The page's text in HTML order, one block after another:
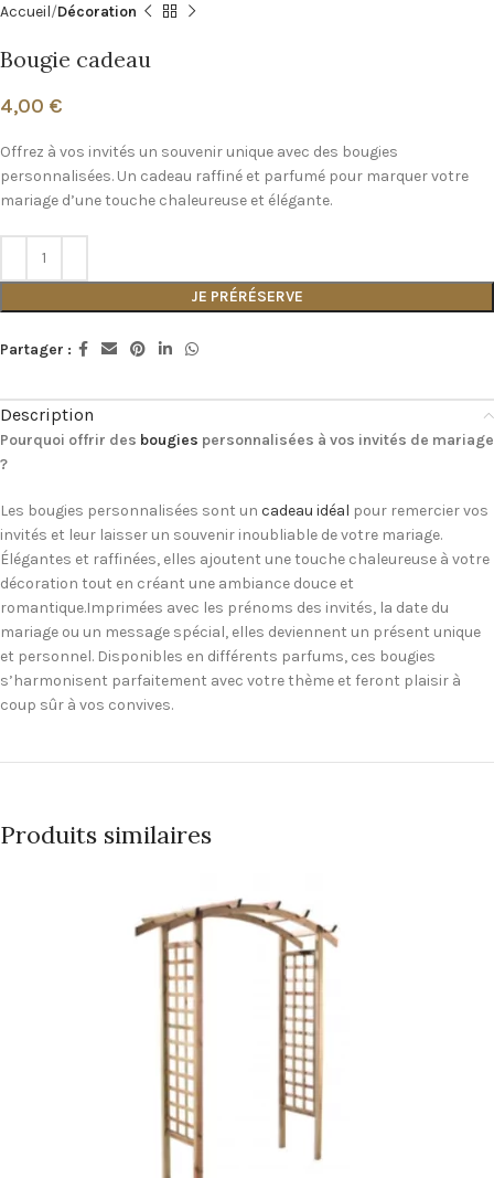
Accueil Décoration
Bougie cadeau
4,00 €
Offrez à vos invités un souvenir unique avec des bougies
personnalisées. Un cadeau raffiné et parfumé pour marquer votre
mariage d’une touche chaleureuse et élégante.
JE PRÉRÉSERVE
Partager :
Description
Pourquoi offrir des bougies personnalisées à vos invités de mariage
?
Les bougies personnalisées sont un cadeau idéal pour remercier vos
invités et leur laisser un souvenir inoubliable de votre mariage.
Élégantes et raffinées, elles ajoutent une touche chaleureuse à votre
décoration tout en créant une ambiance douce et
romantique.Imprimées avec les prénoms des invités, la date du
mariage ou un message spécial, elles deviennent un présent unique
et personnel. Disponibles en différents parfums, ces bougies
s’harmonisent parfaitement avec votre thème et feront plaisir à
coup sûr à vos convives.
Produits similaires